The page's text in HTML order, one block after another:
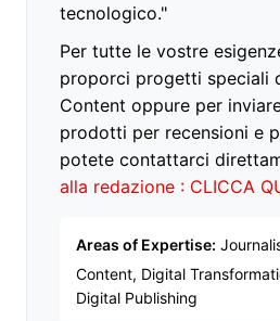
tecnologico."
Per tutte le vostre
proporci progetti speciali
Content oppure per
prodotti per recensioni e
potete contattarci
alla redazione : CLICCA
Areas of Expertise:
Content, Digital
Digital Publishing